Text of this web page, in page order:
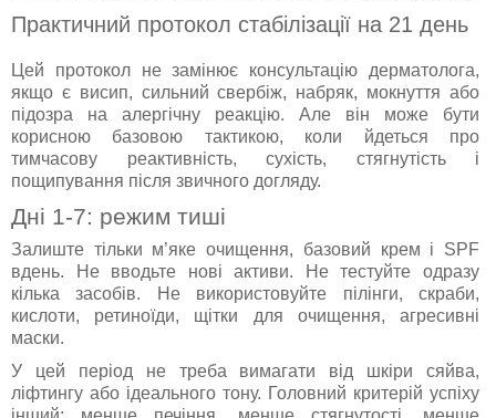
Практичний протокол стабілізації на 21 день
Цей протокол не замінює консультацію дерматолога,
якщо є висип, сильний свербіж, набряк, мокнуття або
підозра на алергічну реакцію. Але він може бути
корисною базовою тактикою, коли йдеться про
тимчасову реактивність, сухість, стягнутість і
пощипування після звичного догляду.
Дні 1-7: режим тиші
Залиште тільки м’яке очищення, базовий крем і SPF
вдень. Не вводьте нові активи. Не тестуйте одразу
кілька засобів. Не використовуйте пілінги, скраби,
кислоти, ретиноїди, щітки для очищення, агресивні
маски.
У цей період не треба вимагати від шкіри сяйва,
ліфтингу або ідеального тону. Головний критерій успіху